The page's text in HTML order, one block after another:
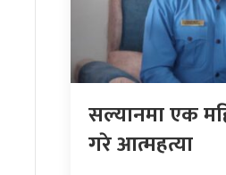
सल्यानमा एक
गरे आत्महत्या